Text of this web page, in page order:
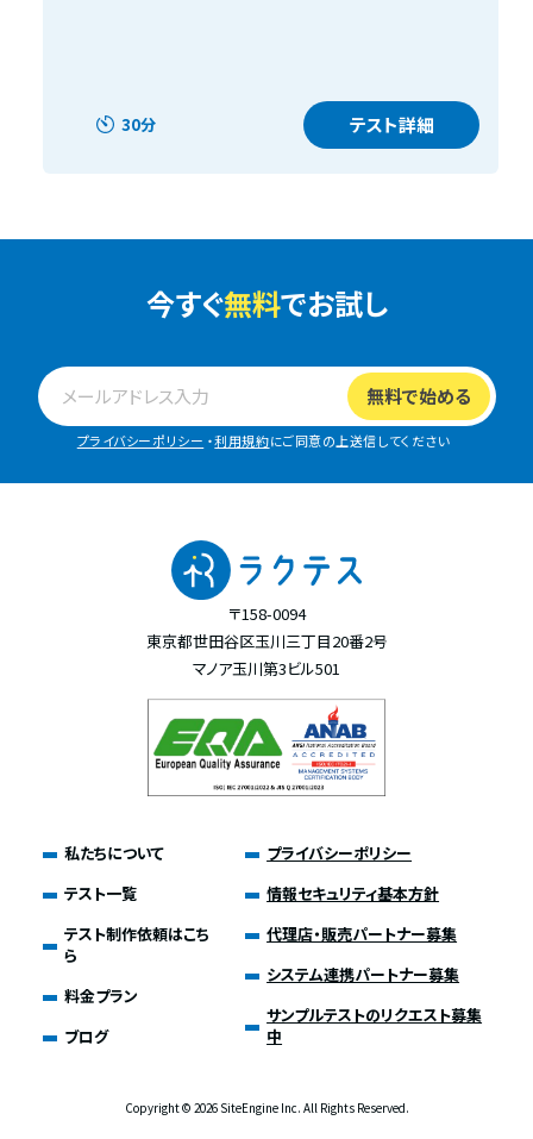
30分 テスト詳細
今すぐ無料でお試し
プライバシーポリシー ・利用規約にご同意の上送信してください
〒158-0094
東京都世田谷区玉川三丁目20番2号
マノア玉川第3ビル501
私たちについて
テスト一覧
テスト制作依頼はこち
ら
料金プラン
ブログ
プライバシーポリシー
情報セキュリティ基本方針
代理店・販売パートナー募集
システム連携パートナー募集
サンプルテストのリクエスト募集
中
Copyright © 2026 SiteEngine Inc. All Rights Reserved.